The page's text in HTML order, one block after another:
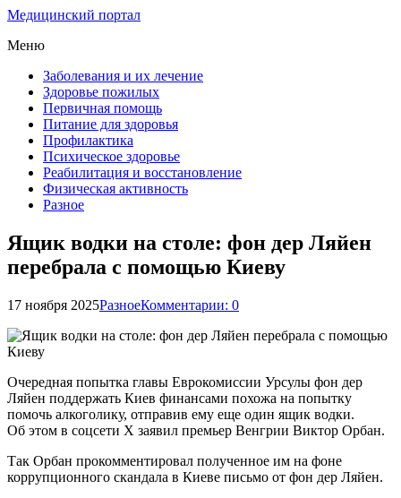
Медицинский портал
Меню
Заболевания и их лечение
Здоровье пожилых
Первичная помощь
Питание для здоровья
Профилактика
Психическое здоровье
Реабилитация и восстановление
Физическая активность
Разное
Ящик водки на столе: фон дер Ляйен
перебрала с помощью Киеву
17 ноября 2025РазноеКомментарии: 0
Очередная попытка главы Еврокомиссии Урсулы фон дер
Ляйен поддержать Киев финансами похожа на попытку
помочь алкоголику, отправив ему еще один ящик водки.
Об этом в соцсети Х заявил премьер Венгрии Виктор Орбан.
Так Орбан прокомментировал полученное им на фоне
коррупционного скандала в Киеве письмо от фон дер Ляйен.